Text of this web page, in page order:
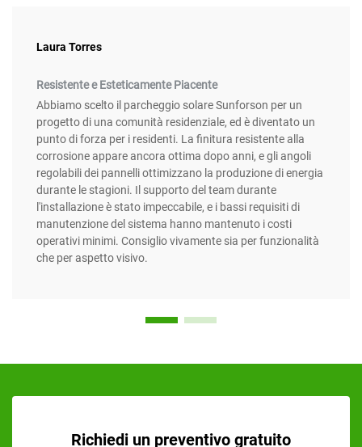
Laura Torres
Resistente e Esteticamente Piacente
Abbiamo scelto il parcheggio solare Sunforson per un
progetto di una comunità residenziale, ed è diventato un
punto di forza per i residenti. La finitura resistente alla
corrosione appare ancora ottima dopo anni, e gli angoli
regolabili dei pannelli ottimizzano la produzione di energia
durante le stagioni. Il supporto del team durante
l'installazione è stato impeccabile, e i bassi requisiti di
manutenzione del sistema hanno mantenuto i costi
operativi minimi. Consiglio vivamente sia per funzionalità
che per aspetto visivo.
Richiedi un preventivo gratuito